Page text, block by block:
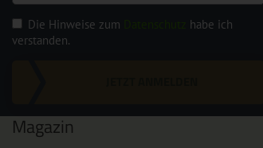
Die Hinweise zum
habe ich
verstanden.
Magazin